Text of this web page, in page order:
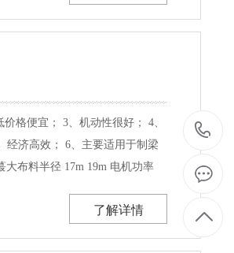
格便宜； 3、机动性很好； 4、
经济高效； 6、主要适用于制梁
大布料半径 17m 19m 电机功率
了解详情